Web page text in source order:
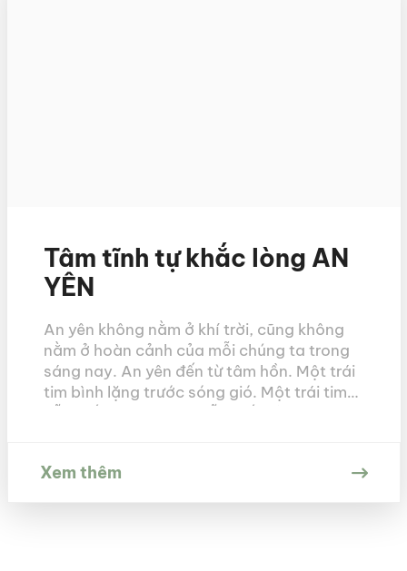
Tâm tĩnh tự khắc lòng AN
YÊN
An yên không nằm ở khí trời, cũng không
nằm ở hoàn cảnh của mỗi chúng ta trong
sáng nay. An yên đến từ tâm hồn. Một trái
tim bình lặng trước sóng gió. Một trái tim
Xem thêm